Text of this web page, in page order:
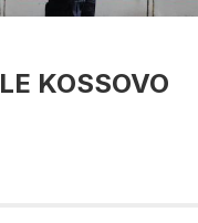
KOSSOVO